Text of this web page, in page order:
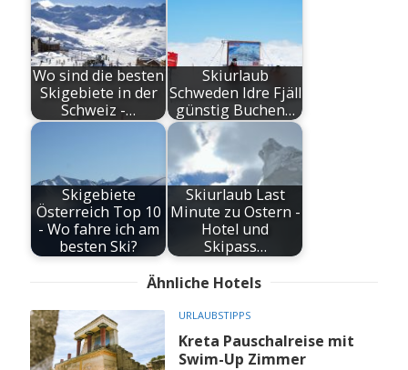
Wo sind die besten
Skigebiete in der
Schweiz -…
Skiurlaub
Schweden Idre Fjäll
günstig Buchen…
Skigebiete
Österreich Top 10
- Wo fahre ich am
besten Ski?
Skiurlaub Last
Minute zu Ostern -
Hotel und
Skipass…
Ähnliche Hotels
URLAUBSTIPPS
Kreta Pauschalreise mit
Swim-Up Zimmer